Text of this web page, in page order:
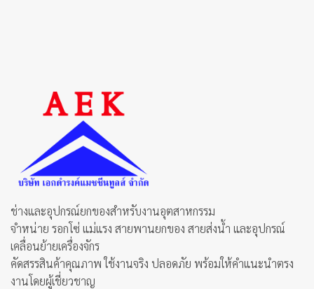
ช่างและอุปกรณ์ยกของสำหรับงานอุตสาหกรรม
จำหน่าย รอกโซ่ แม่แรง สายพานยกของ สายส่งน้ำ และอุปกรณ์
เคลื่อนย้ายเครื่องจักร
คัดสรรสินค้าคุณภาพ ใช้งานจริง ปลอดภัย พร้อมให้คำแนะนำตรง
งานโดยผู้เชี่ยวชาญ